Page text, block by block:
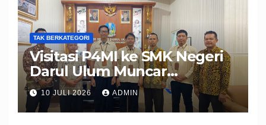
TAK BERKATEGORI
Visitasi P4MI ke SMK Negeri
Darul Ulum Muncar
Banyuwangi Perkuat Sinergi
Edukasi dan Perlindungan
Calon Pekerja Migran
10 JULI 2026 ADMIN